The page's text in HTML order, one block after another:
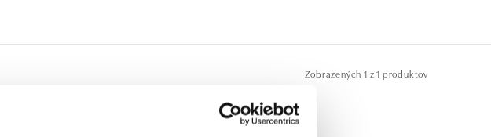
Zobrazených 1 z 1 produktov